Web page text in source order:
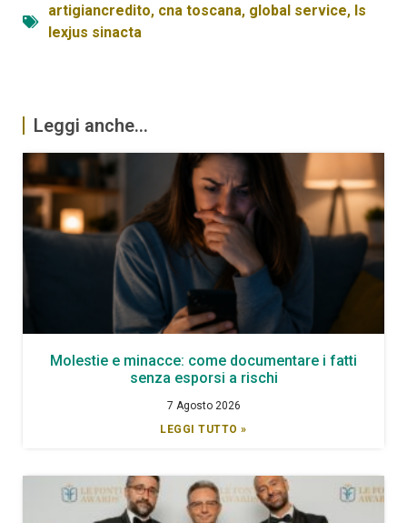
artigiancredito, cna toscana, global service, ls
lexjus sinacta
Leggi anche...
Molestie e minacce: come documentare i fatti
senza esporsi a rischi
7 Agosto 2026
LEGGI TUTTO »